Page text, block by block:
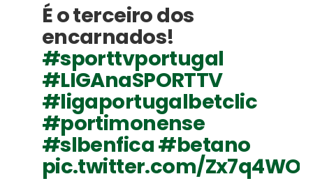
É o terceiro dos
encarnados!
#sporttvportugal
#LIGAnaSPORTTV
#ligaportugalbetclic
#portimonense
#slbenfica#betano
pic.twitter.com/